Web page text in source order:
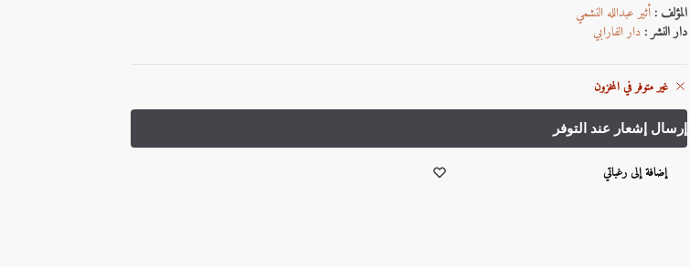
المؤلف :أثير عبدالله النشمي
دار النشر :دار الفارابي
غير متوفر في المخزون
إضافة إلى رغباتي